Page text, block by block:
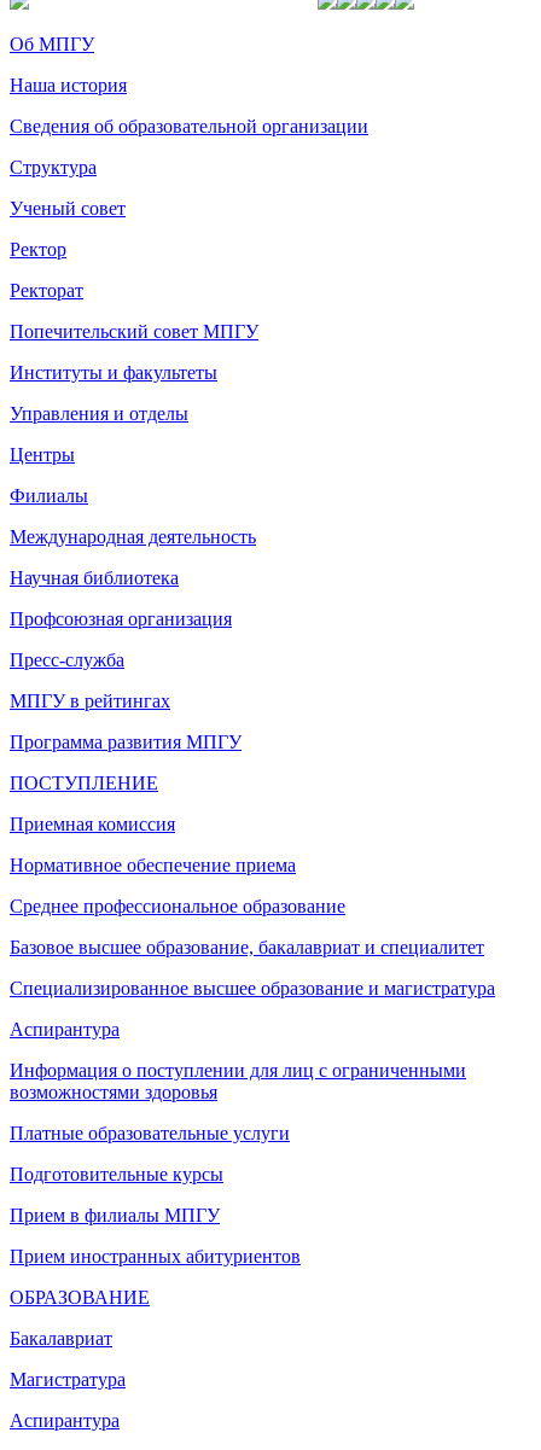
Об МПГУ
Наша история
Сведения об образовательной организации
Структура
Ученый совет
Ректор
Ректорат
Попечительский совет МПГУ
Институты и факультеты
Управления и отделы
Центры
Филиалы
Международная деятельность
Научная библиотека
Профсоюзная организация
Пресс-служба
МПГУ в рейтингах
Программа развития МПГУ
ПОСТУПЛЕНИЕ
Приемная комиссия
Нормативное обеспечение приема
Среднее профессиональное образование
Базовое высшее образование, бакалавриат и специалитет
Специализированное высшее образование и магистратура
Аспирантура
Информация о поступлении для лиц с ограниченными
возможностями здоровья
Платные образовательные услуги
Подготовительные курсы
Прием в филиалы МПГУ
Прием иностранных абитуриентов
ОБРАЗОВАНИЕ
Бакалавриат
Магистратура
Аспирантура